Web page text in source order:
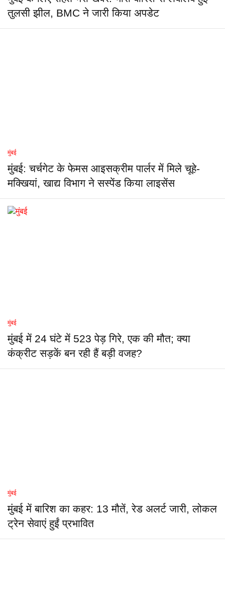
तुलसी झील, BMC ने जारी किया अपडेट
मुंबई
मुंबई: चर्चगेट के फेमस आइसक्रीम पार्लर में मिले चूहे-
मक्खियां, खाद्य विभाग ने सस्पेंड किया लाइसेंस
मुंबई
मुंबई में 24 घंटे में 523 पेड़ गिरे, एक की मौत; क्या
कंक्रीट सड़कें बन रही हैं बड़ी वजह?
मुंबई
मुंबई में बारिश का कहर: 13 मौतें, रेड अलर्ट जारी, लोकल
ट्रेन सेवाएं हुईं प्रभावित